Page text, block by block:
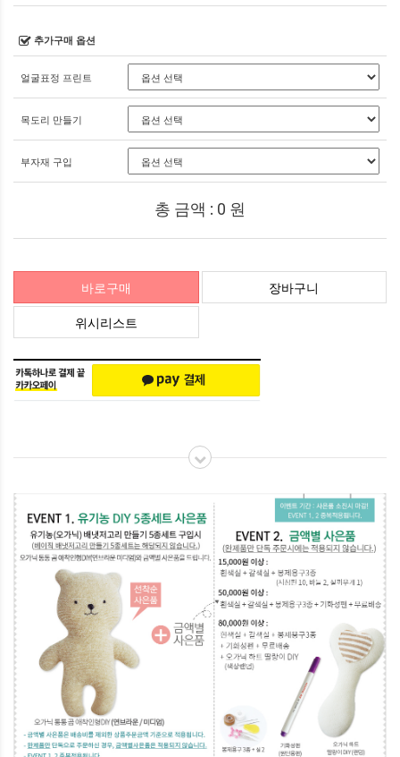
추가구매 옵션
얼굴표정 프린트
목도리 만들기
부자재 구입
총 금액 : 0 원
바로구매
장바구니
위시리스트